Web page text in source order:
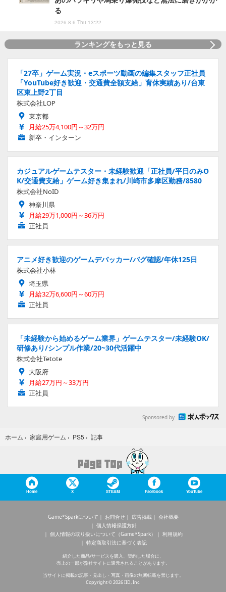
る
2026.8.6 Thu 13:22
ランキングをもっと見る
「27卒」ゲーム実況・eスポーツ動画の編集スタッフ正社員
「YouTube好き歓迎・交通費全額支給」育休実績あり/台東
区東上野2丁目
株式会社LOP
東京都
月給25万4,100円～32万円
新卒・インターン
カジュアルゲームテスター・未経験歓迎「正社員/平日のみO
K/交通費支給」ゲーム好き集まれ/川崎市多摩区勤務/8580
株式会社NoID
神奈川県
月給29万1,000円～36万円
正社員
アニメ好き歓迎のゲームデバッカー/バグ確認/年休125日
株式会社小林
埼玉県
月給32万6,600円～60万円
正社員
「未経験から始めるゲーム業界」ゲームテスター/未経験OK/
研修あり/シンプル作業/20~30代活躍中
株式会社Tetote
大阪府
月給27万円～33万円
正社員
Sponsored by
ホーム › 家庭用ゲーム › PS5 › 記事
Home X STEAM Facebook YouTube
Game*Sparkについて お問合せ 広告掲載
会社概要
個人情報保護方針
個人情報の取り扱いについて（Game*Spark）
利用規約
特定商取引法に基づく表記
紹介した商品/サービスを購入、契約した場合に、
売上の一部が弊社サイトに還元されることがあります。
当サイトに掲載の記事・見出し・写真・画像の無断転載を禁じます。
Copyright © 2026 IID, Inc.